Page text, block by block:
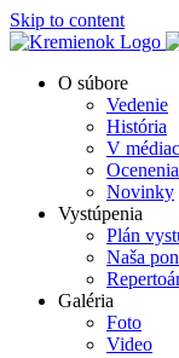
Skip to content
O súbore
Vedenie
História
V
Ocenenia
Novinky
Vystúpenia
Plán
Naša
Galéria
Foto
Video